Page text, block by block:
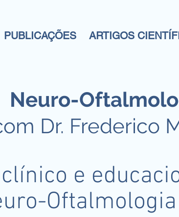
PUBLICAÇÕES ARTIGOS
Neuro-
Dr. Frederico
e
Oftalmologia